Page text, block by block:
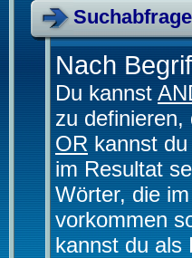
Suchabfrage
Nach
Du kannst
zu
OR kannst
im Resultat
Wörter, die
vorkommen
kannst du als